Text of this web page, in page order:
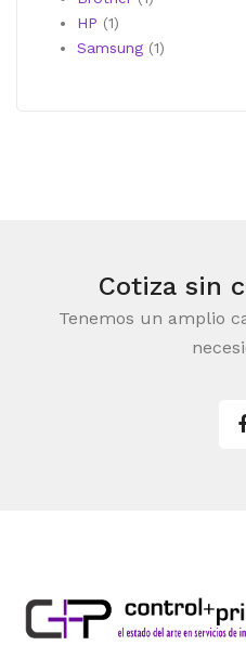
HP 11
producto
Samsung 11
Cotiza sin
Tenemos un amplio